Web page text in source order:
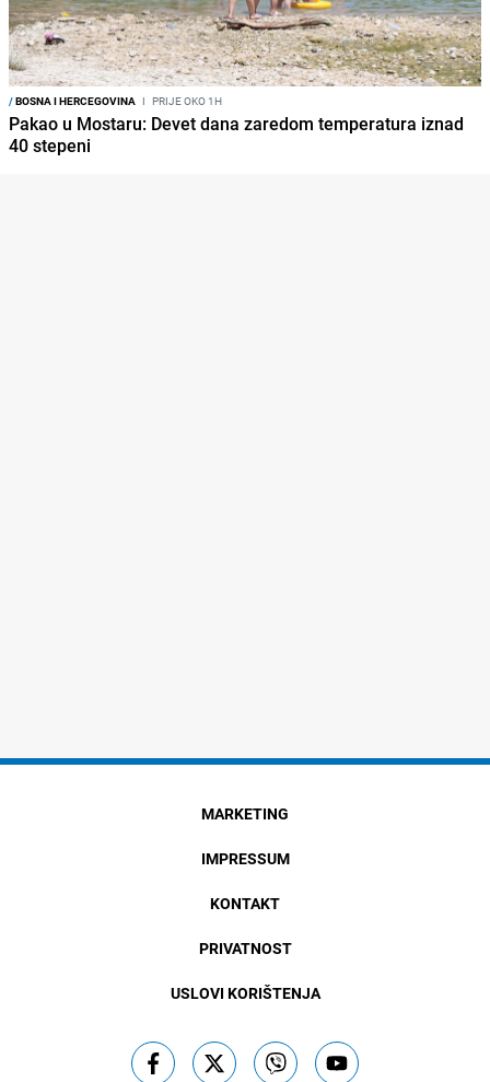
/BOSNA I HERCEGOVINA I PRIJE OKO 1H
Pakao u Mostaru: Devet dana zaredom temperatura iznad
40 stepeni
MARKETING
IMPRESSUM
KONTAKT
PRIVATNOST
USLOVI KORIŠTENJA